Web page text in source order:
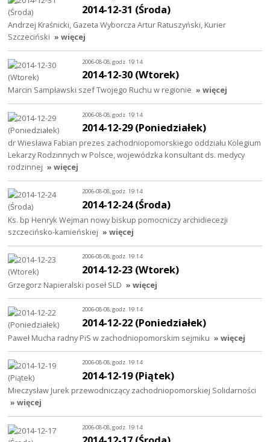
2014-12-31 (Środa)
Andrzej Kraśnicki, Gazeta Wyborcza Artur Ratuszyński, Kurier
Szczeciński » więcej
2006-08-08, godz. 19:14
2014-12-30 (Wtorek)
Marcin Sampławski szef Twojego Ruchu w regionie » więcej
2006-08-08, godz. 19:14
2014-12-29 (Poniedziałek)
dr Wiesława Fabian prezes zachodniopomorskiego oddziału Kolegium
Lekarzy Rodzinnych w Polsce, wojewódzka konsultant ds. medycy
rodzinnej » więcej
2006-08-08, godz. 19:14
2014-12-24 (Środa)
Ks. bp Henryk Wejman nowy biskup pomocniczy archidiecezji
szczecińsko-kamieńskiej » więcej
2006-08-08, godz. 19:14
2014-12-23 (Wtorek)
Grzegorz Napieralski poseł SLD » więcej
2006-08-08, godz. 19:14
2014-12-22 (Poniedziałek)
Paweł Mucha radny PiS w zachodniopomorskim sejmiku » więcej
2006-08-08, godz. 19:14
2014-12-19 (Piątek)
Mieczysław Jurek przewodniczący zachodniopomorskiej Solidarności
» więcej
2006-08-08, godz. 19:14